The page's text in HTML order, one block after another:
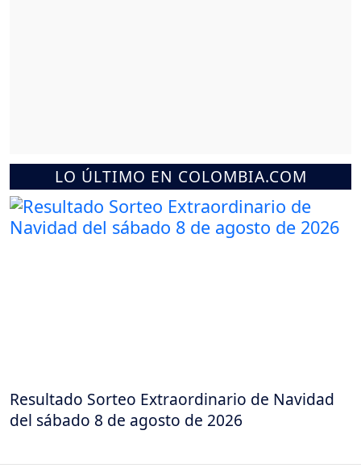
LO ÚLTIMO EN COLOMBIA.COM
Resultado Sorteo Extraordinario de Navidad
del sábado 8 de agosto de 2026